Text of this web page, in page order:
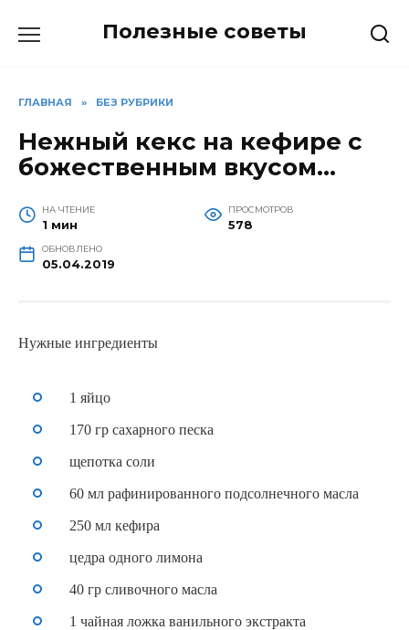
Полезные советы
ГЛАВНАЯ » БЕЗ РУБРИКИ
Нежный кекс на кефире с
божественным вкусом…
НА ЧТЕНИЕ
1 мин
ПРОСМОТРОВ
578
ОБНОВЛЕНО
05.04.2019
Нужные ингредиенты
1 яйцо
170 гр сахарного песка
щепотка соли
60 мл рафинированного подсолнечного масла
250 мл кефира
цедра одного лимона
40 гр сливочного масла
1 чайная ложка ванильного экстракта